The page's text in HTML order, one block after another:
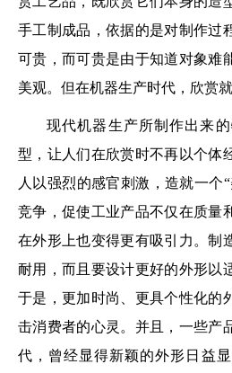
手工制成品，依据的是对制作过
可贵，而可贵是由于知道对象难
美观。但在机器生产时代，欣赏
现代机器生产所制作出来
型，让人们在欣赏时不再以个体
人以强烈的感官刺激，造就一个
竞争，促使工业产品不仅在质量
在外形上也变得更有吸引力。制
耐用，而且要设计更好的外形以
于是，更加时尚、更具个性化的
击消费者的心灵。并且，一些产
代，曾经显得新颖的外形日益